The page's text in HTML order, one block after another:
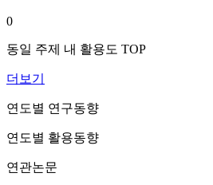
0
동일 주제 내 활용도 TOP
더보기
연도별 연구동향
연도별 활용동향
연관논문